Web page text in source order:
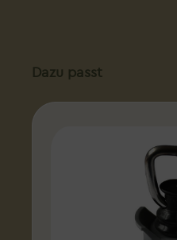
Produktgalerie überspringen
Dazu passt